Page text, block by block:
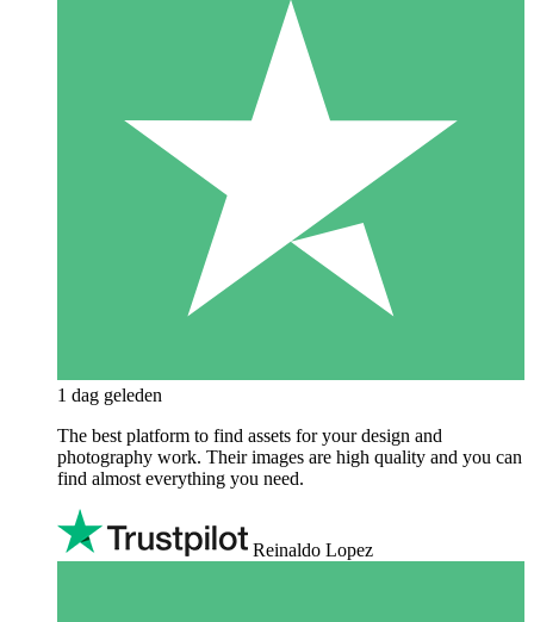
1 dag geleden
The best platform to find assets for your design and
photography work. Their images are high quality and you can
find almost everything you need.
Reinaldo Lopez